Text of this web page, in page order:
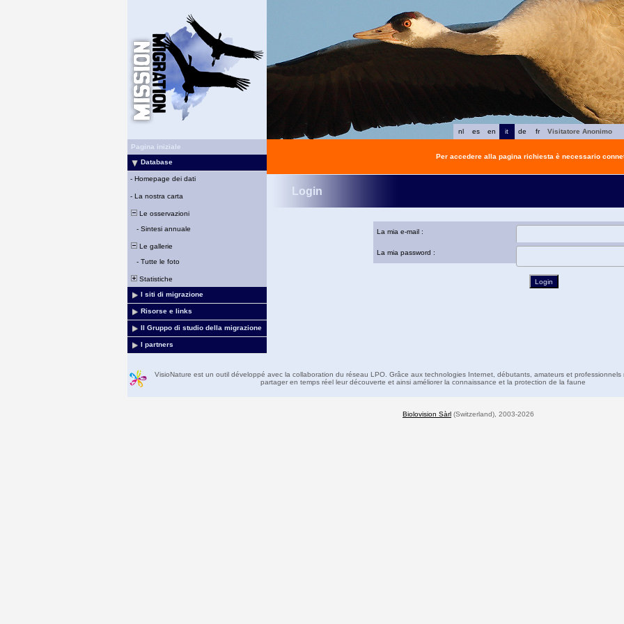
fr
de
it
en
es
nl
Visitatore Anonimo
Pagina iniziale
Database
- Homepage dei dati
- La nostra carta
Le osservazioni
- Sintesi annuale
Le gallerie
- Tutte le foto
Statistiche
I siti di migrazione
Risorse e links
Il Gruppo di studio della migrazione
I partners
Per accedere alla pagina richiesta è necessario
Login
La mia e-mail :
La mia password :
VisioNature est un outil développé avec la collaboration du réseau LPO. Grâce aux technologies Internet, débutants, amateurs et professionnels
partager en temps réel leur découverte et ainsi améliorer la connaissance et la protection de la faune
Biolovision Sàrl (Switzerland), 2003-2026